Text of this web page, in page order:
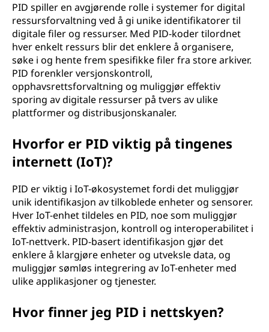
PID spiller en avgjørende rolle i systemer for digital
ressursforvaltning ved å gi unike identifikatorer til
digitale filer og ressurser. Med PID-koder tilordnet
hver enkelt ressurs blir det enklere å organisere,
søke i og hente frem spesifikke filer fra store arkiver.
PID forenkler versjonskontroll,
opphavsrettsforvaltning og muliggjør effektiv
sporing av digitale ressurser på tvers av ulike
plattformer og distribusjonskanaler.
Hvorfor er PID viktig på tingenes
internett (IoT)?
PID er viktig i IoT-økosystemet fordi det muliggjør
unik identifikasjon av tilkoblede enheter og sensorer.
Hver IoT-enhet tildeles en PID, noe som muliggjør
effektiv administrasjon, kontroll og interoperabilitet i
IoT-nettverk. PID-basert identifikasjon gjør det
enklere å klargjøre enheter og utveksle data, og
muliggjør sømløs integrering av IoT-enheter med
ulike applikasjoner og tjenester.
Hvor finner jeg PID i nettskyen?